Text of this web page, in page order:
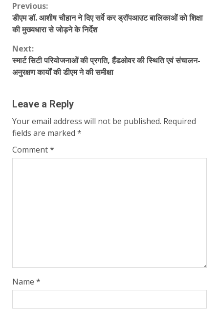
Continue
Reading
Previous:
डीएम डॉ. आशीष चौहान ने दिए सर्वे कर ड्रॉपआउट बालिकाओं को शिक्षा
की मुख्यधारा से जोड़ने के निर्देश
Next:
स्मार्ट सिटी परियोजनाओं की प्रगति, हैंडओवर की स्थिति एवं संचालन-
अनुरक्षण कार्यों की डीएम ने की समीक्षा
Leave a Reply
Your email address will not be published. Required
fields are marked *
Comment*
Name *